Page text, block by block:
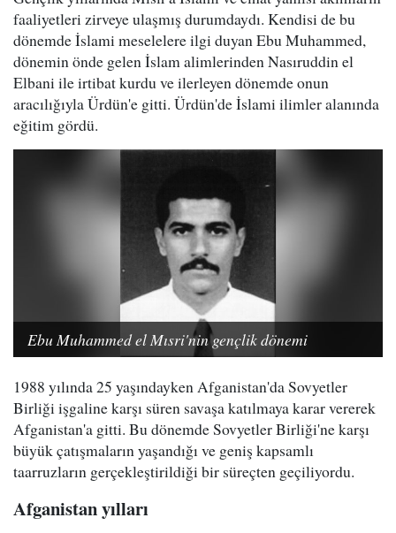
faaliyetleri zirveye ulaşmış durumdaydı. Kendisi de bu
dönemde İslami meselelere ilgi duyan Ebu Muhammed,
dönemin önde gelen İslam alimlerinden Nasıruddin el
Elbani ile irtibat kurdu ve ilerleyen dönemde onun
aracılığıyla Ürdün'e gitti. Ürdün'de İslami ilimler alanında
eğitim gördü.
Ebu Muhammed el Mısri'nin gençlik dönemi
1988 yılında 25 yaşındayken Afganistan'da Sovyetler
Birliği işgaline karşı süren savaşa katılmaya karar vererek
Afganistan'a gitti. Bu dönemde Sovyetler Birliği'ne karşı
büyük çatışmaların yaşandığı ve geniş kapsamlı
taarruzların gerçekleştirildiği bir süreçten geçiliyordu.
Afganistan yılları